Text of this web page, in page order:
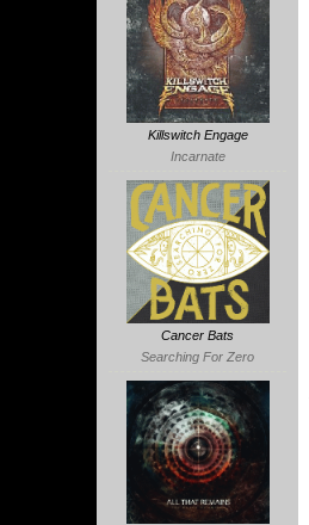
Killswitch Engage
Incarnate
Cancer Bats
Searching For Zero